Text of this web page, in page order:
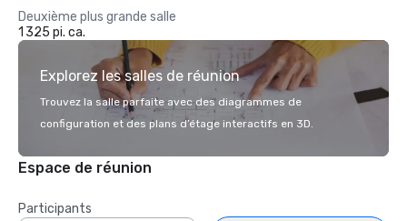
Deuxième plus grande salle
1 325 pi. ca.
Explorez les salles de réunion
Trouvez la salle parfaite avec des diagrammes de
configuration et des plans d’étage interactifs en 3D.
Espace de réunion
Participants